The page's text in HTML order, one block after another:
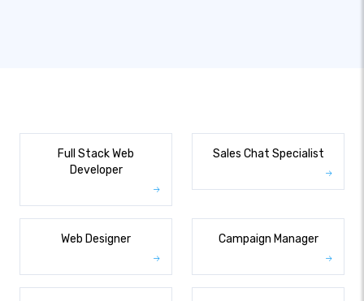
Full Stack Web
Developer
Sales Chat Specialist
Web Designer Campaign Manager